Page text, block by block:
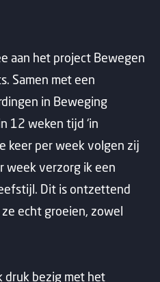
aan het project Bewegen
Samen met een
in Beweging
12 weken tijd ‘in
keer per week volgen zij
week verzorg ik een
Dit is ontzettend
echt groeien, zowel
druk bezig met het